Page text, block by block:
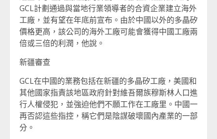
GCL計劃通過與當地行業領導者的合資企業建立海外
工廠，並有望在年底前宣布。由於中國以外的多晶矽
價格更高，該公司的海外工廠可能會獲得中國工廠兩
倍或三倍的利潤，他說。
新疆審查
GCL在中國的業務包括在新疆的多晶矽工廠，美國和
其他國家指責該地區政府針對維吾爾族穆斯林人口進
行人權侵犯，並強迫他們不願工作在工廠里。中國一
再否認這些指控，稱它們是陰謀破壞國內產業的一部
分。